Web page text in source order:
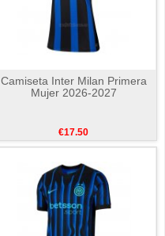
Camiseta Inter Milan Primera
Mujer 2026-2027
€17.50